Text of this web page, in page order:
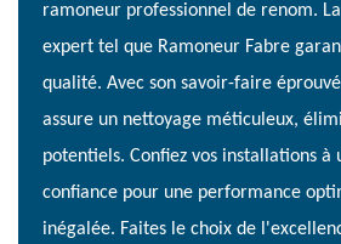
ramoneur professionnel de renom.
expert tel que Ramoneur Fabre
qualité. Avec son savoir-faire
assure un nettoyage méticuleux,
potentiels. Confiez vos installations à
confiance pour une performance
inégalée. Faites le choix de